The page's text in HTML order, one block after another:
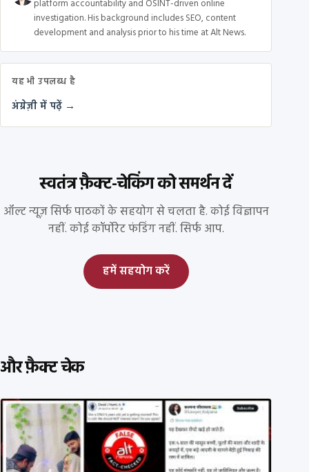
platform accountability and OSINT-driven online
investigation. His background includes SEO, content
development and analysis prior to his time at Alt News.
यह भी उपलब्ध है
अंग्रेज़ी में पढ़ें →
स्वतंत्र फ़ैक्ट-चेकिंग को समर्थन दें
ऑल्ट न्यूज़ सिर्फ पाठकों के सहयोग से चलता है. कोई विज्ञापन
नहीं. कोई कॉर्पोरेट फंडिंग नहीं. सिर्फ आप.
हमें सहयोग करें
और फ़ैक्ट चेक